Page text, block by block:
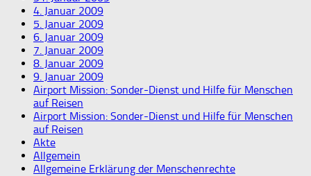
4. Januar 2009
5. Januar 2009
6. Januar 2009
7. Januar 2009
8. Januar 2009
9. Januar 2009
Airport Mission: Sonder-Dienst und Hilfe für Menschen
auf Reisen
Airport Mission: Sonder-Dienst und Hilfe für Menschen
auf Reisen
Akte
Allgemein
Allgemeine Erklärung der Menschenrechte